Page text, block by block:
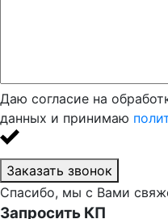
Даю согласие на
данных и принимаю
Заказать звонок
Спасибо, мы с Вами
Запросить КП